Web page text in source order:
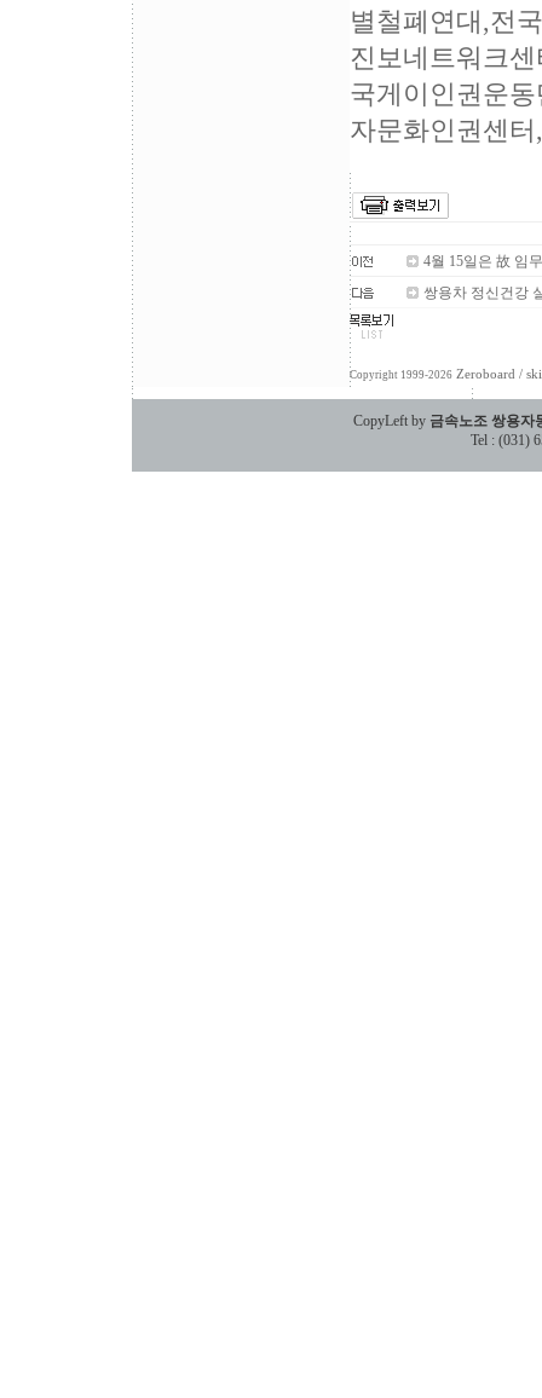
별철폐연대,전
진보네트워크
국게이인권운
자문화인권센
4월 15일은 故 임
쌍용차 정신건강
Copyright 1999-2026 Zeroboard /
CopyLeft by 금속노조 쌍용자
Tel : (031)